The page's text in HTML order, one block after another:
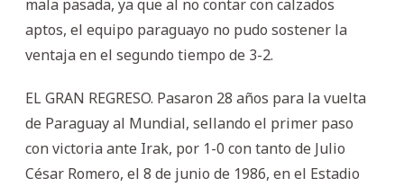
mala pasada, ya que al no contar con calzados
aptos, el equipo paraguayo no pudo sostener la
ventaja en el segundo tiempo de 3-2.
EL GRAN REGRESO. Pasaron 28 años para la vuelta
de Paraguay al Mundial, sellando el primer paso
con victoria ante Irak, por 1-0 con tanto de Julio
César Romero, el 8 de junio de 1986, en el Estadio